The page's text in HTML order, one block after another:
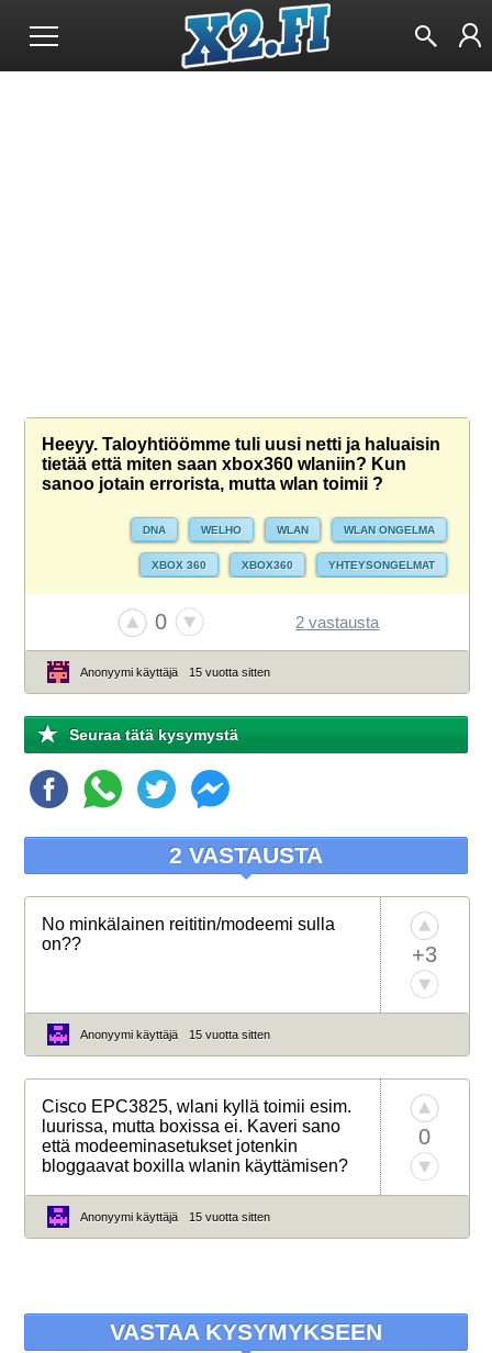
Heeyy. Taloyhtiöömme tuli uusi netti ja haluaisin
tietää että miten saan xbox360 wlaniin? Kun
sanoo jotain errorista, mutta wlan toimii ?
DNA WELHO WLAN WLAN ONGELMA
XBOX 360 XBOX360 YHTEYSONGELMAT
0 2 vastausta
Anonyymi käyttäjä 15 vuotta sitten
Seuraa tätä kysymystä
2 VASTAUSTA
No minkälainen reititin/modeemi sulla
on??
+3
Anonyymi käyttäjä 15 vuotta sitten
Cisco EPC3825, wlani kyllä toimii esim.
luurissa, mutta boxissa ei. Kaveri sano
että modeeminasetukset jotenkin
bloggaavat boxilla wlanin käyttämisen?
0
Anonyymi käyttäjä 15 vuotta sitten
VASTAA KYSYMYKSEEN